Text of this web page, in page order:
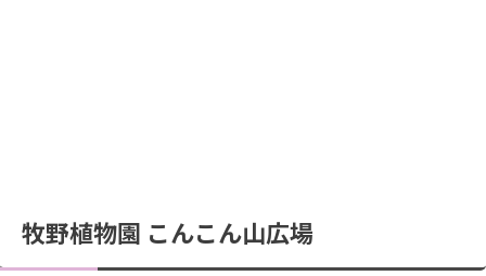
牧野植物園 こんこん山広場